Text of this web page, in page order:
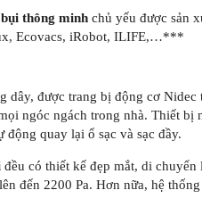
thông minh chủ yếu được sản
Ecovacs, iRobot, ILIFE,…***
được trang bị động cơ Nidec
ngóc ngách trong nhà. Thiết
quay lại ổ sạc và sạc đầy.
đều có thiết kế đẹp mắt, di
đến 2200 Pa. Hơn nữa, hệ